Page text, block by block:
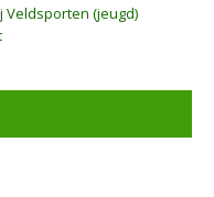
Veldsporten (jeugd)